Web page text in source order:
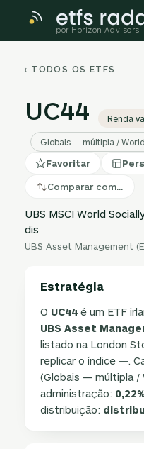
por Horizon Advisors
‹ TODOS OS ETFS
UC44 Renda
Globais — múltipla / World
Favoritar
Comparar com…
UBS MSCI World
dis
UBS Asset Management
Estratégia
O UC44 é um ETF
UBS Asset
listado na London
replicar o índice —.
(Globais — múltipla /
administração:
distribuição: